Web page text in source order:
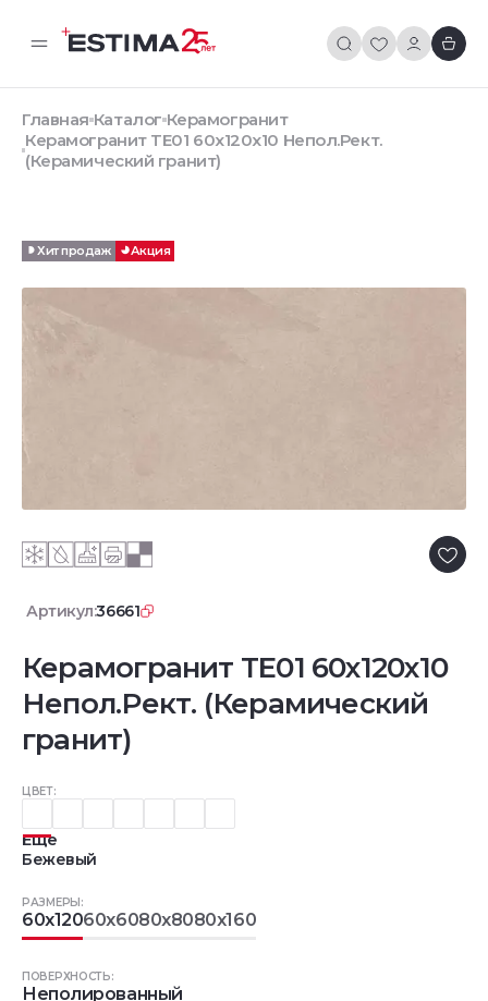
Главная Каталог Керамогранит
Керамогранит TE01 60x120x10 Непол.Рект.
(Керамический гранит)
Хит продаж Акция
Артикул:36661
Керамогранит TE01 60x120x10
Непол.Рект. (Керамический
гранит)
ЦВЕТ:
Еще
Бежевый
РАЗМЕРЫ:
60x12060x6080x8080x160
ПОВЕРХНОСТЬ:
Неполированный